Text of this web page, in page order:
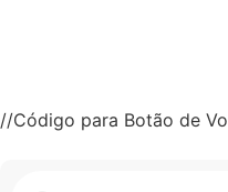
//Código para Botão de